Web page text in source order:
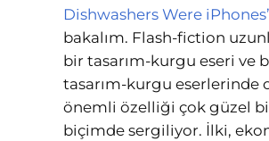
Dishwashers Were
bakalım. Flash-fiction
bir tasarım-kurgu eseri ve
tasarım-kurgu eserlerinde
önemli özelliği çok güzel
biçimde sergiliyor. İlki,